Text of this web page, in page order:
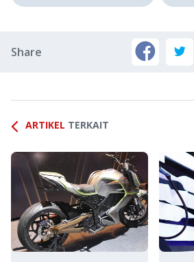
Share
ARTIKEL TERKAIT